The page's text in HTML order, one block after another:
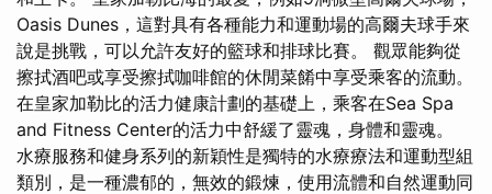
Oasis Dunes，這對具有各種能力和運動場的高爾夫球手來
說是挑戰，可以允許友好的籃球和排球比賽。 觀眾能夠從
擦拭酒吧或享受擦拭咖啡館的休閒菜餚中享受乘客的流動。
在皇家加勒比的活力健康計劃的基礎上，乘客在Sea Spa
and Fitness Center的活力中舒緩了靈魂，身體和靈魂。
水療服務和健身系列的新穎性是獨特的水療療法和運動型組
類別，是一種濃郁的，無效的鍛煉，使用流體和自然運動同